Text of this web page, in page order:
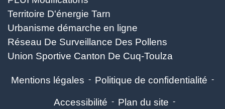
Territoire D'énergie Tarn
Urbanisme démarche en ligne
Réseau De Surveillance Des Pollens
Union Sportive Canton De Cuq-Toulza
Mentions légales - Politique de confidentialité -
Accessibilité - Plan du site -